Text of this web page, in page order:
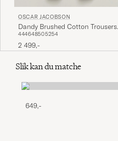
OSCAR JACOBSON
Dandy Brushed Cotton Trousers
Blue
444648505254
2 499,-
Slik kan du matche
649,-